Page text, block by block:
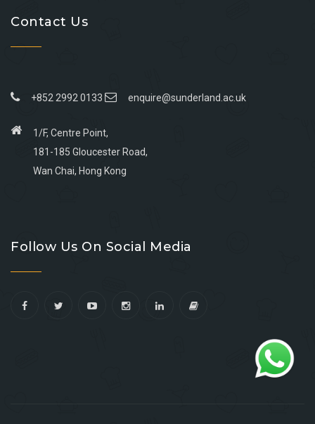
Contact Us
+852 2992 0133 enquire@sunderland.ac.uk
1/F, Centre Point,
181-185 Gloucester Road,
Wan Chai, Hong Kong
facebook
youtube
linkedin
instagram
Follow Us On Social Media